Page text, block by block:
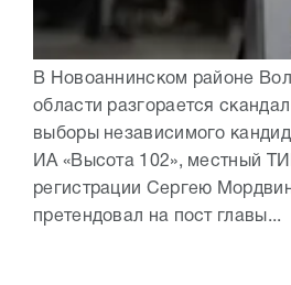
В Новоаннинском районе
области разгорается
выборы независимого
ИА «Высота 102», местный
регистрации Сергею
претендовал на пост главы...